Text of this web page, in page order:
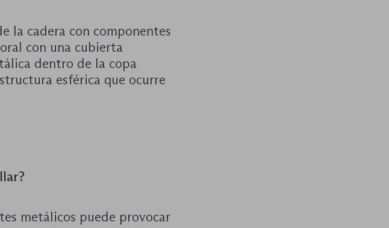
la cadera con componentes
con una cubierta
dentro de la copa
esférica que ocurre
metálicos puede provocar